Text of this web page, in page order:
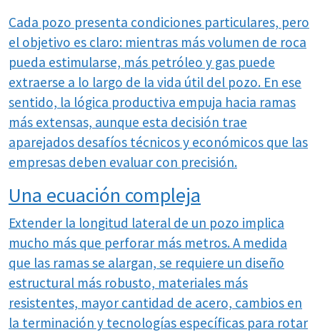
Cada pozo presenta condiciones particulares, pero
el objetivo es claro: mientras más volumen de roca
pueda estimularse, más petróleo y gas puede
extraerse a lo largo de la vida útil del pozo. En ese
sentido, la lógica productiva empuja hacia ramas
más extensas, aunque esta decisión trae
aparejados desafíos técnicos y económicos que las
empresas deben evaluar con precisión.
Una ecuación compleja
Extender la longitud lateral de un pozo implica
mucho más que perforar más metros. A medida
que las ramas se alargan, se requiere un diseño
estructural más robusto, materiales más
resistentes, mayor cantidad de acero, cambios en
la terminación y tecnologías específicas para rotar